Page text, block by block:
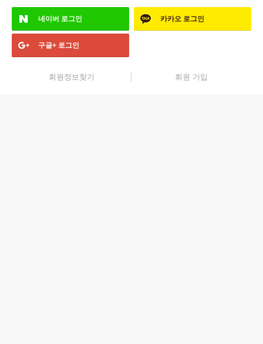
네이버 로그인 카카오 로그인
구글+ 로그인
회원정보찾기 회원 가입